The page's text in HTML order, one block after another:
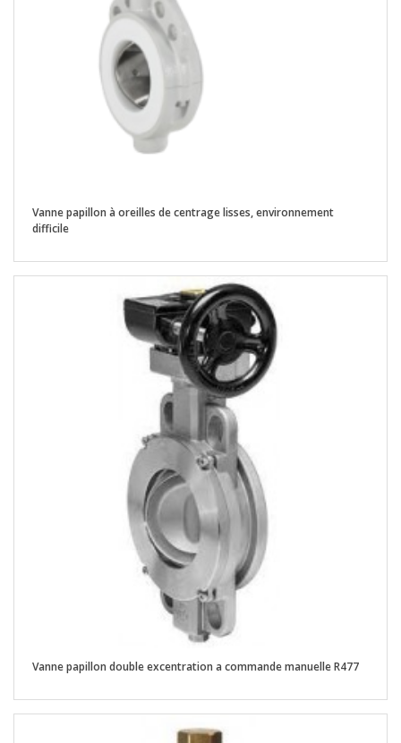
Vanne papillon à oreilles de centrage lisses, environnement
difficile
Vanne papillon double excentration a commande manuelle R477